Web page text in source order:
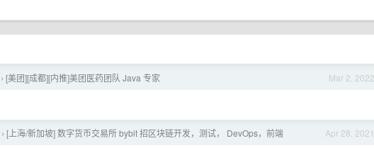
Mar 2, 2022
› [美团][成都][内推]美团医药团队 Java 专家
Apr 28, 2021
› [上海/新加坡] 数字货币交易所 bybit 招区块链开发，测试， DevOps，前端